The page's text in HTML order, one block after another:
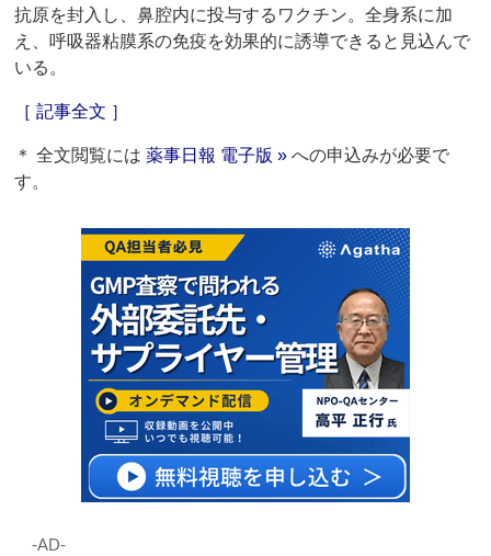
抗原を封入し、鼻腔内に投与するワクチン。全身系に加
え、呼吸器粘膜系の免疫を効果的に誘導できると見込んで
いる。
［ 記事全文 ］
＊ 全文閲覧には薬事日報 電子版 » への申込みが必要で
す。
‐AD‐